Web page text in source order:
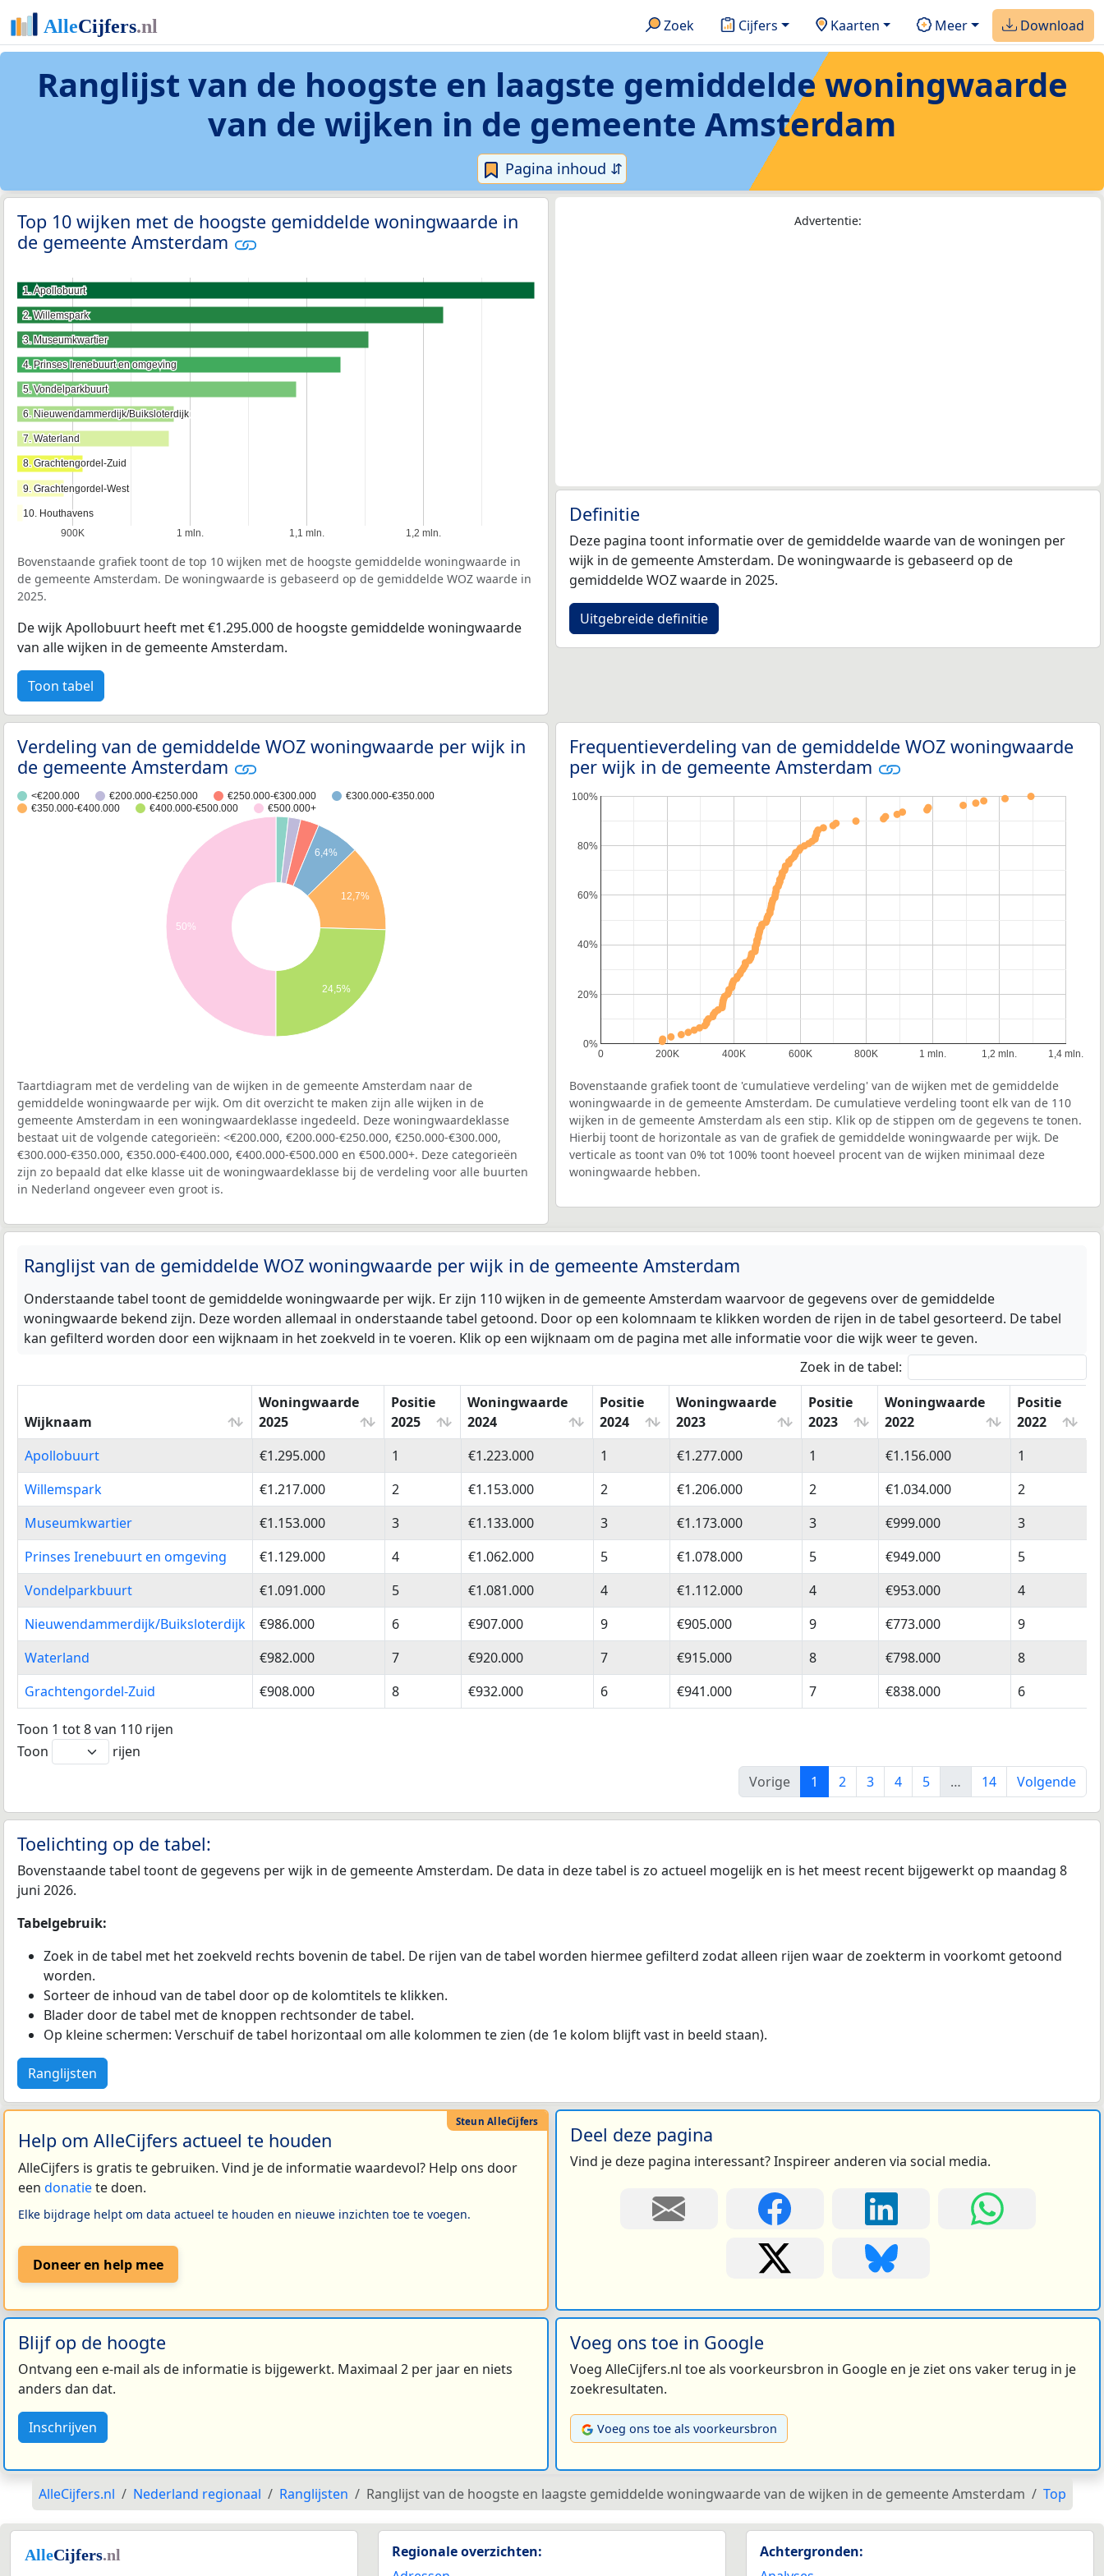
Zoek Cijfers Kaarten Meer Download
Ranglijst van de hoogste en laagste gemiddelde woningwaarde
van de wijken in de gemeente Amsterdam
Pagina inhoud ⇵
Top 10 wijken met de hoogste gemiddelde woningwaarde in
de gemeente Amsterdam
900K 1 mln. 1,1 mln. 1,2 mln.
1. Apollobuurt
1. Apollobuurt
2. Willemspark
2. Willemspark
3. Museumkwartier
3. Museumkwartier
4. Prinses Irenebuurt en omgeving
4. Prinses Irenebuurt en omgeving
5. Vondelparkbuurt
5. Vondelparkbuurt
6. Nieuwendammerdijk/Buiksloterdijk
6. Nieuwendammerdijk/Buiksloterdijk
7. Waterland
7. Waterland
8. Grachtengordel-Zuid
8. Grachtengordel-Zuid
9. Grachtengordel-West
9. Grachtengordel-West
10. Houthavens
10. Houthavens
Bovenstaande grafiek toont de top 10 wijken met de hoogste gemiddelde woningwaarde in
de gemeente Amsterdam. De woningwaarde is gebaseerd op de gemiddelde WOZ waarde in
2025.
De wijk Apollobuurt heeft met €1.295.000 de hoogste gemiddelde woningwaarde
van alle wijken in de gemeente Amsterdam.
Toon tabel
Advertentie:
Definitie
Deze pagina toont informatie over de gemiddelde waarde van de woningen per
wijk in de gemeente Amsterdam. De woningwaarde is gebaseerd op de
gemiddelde WOZ waarde in 2025.
Uitgebreide definitie
Verdeling van de gemiddelde WOZ woningwaarde per wijk in
de gemeente Amsterdam
<€200.000 €200.000-€250.000 €250.000-€300.000
€300.000-€350.000
€350.000-€400.000
€400.000-€500.000 €500.000+
6,4%
12,7%
50%
24,5%
Taartdiagram met de verdeling van de wijken in de gemeente Amsterdam naar de
gemiddelde woningwaarde per wijk. Om dit overzicht te maken zijn alle wijken in de
gemeente Amsterdam in een woningwaardeklasse ingedeeld. Deze woningwaardeklasse
bestaat uit de volgende categorieën: <€200.000, €200.000-€250.000, €250.000-€300.000,
€300.000-€350.000, €350.000-€400.000, €400.000-€500.000 en €500.000+. Deze categorieën
zijn zo bepaald dat elke klasse uit de woningwaardeklasse bij de verdeling voor alle buurten
in Nederland ongeveer even groot is.
Frequentieverdeling van de gemiddelde WOZ woningwaarde
per wijk in de gemeente Amsterdam
0 200K 400K 600K 800K 1 mln. 1,2 mln. 1,4 mln.
0%
20%
40%
60%
80%
100%
Bovenstaande grafiek toont de 'cumulatieve verdeling' van de wijken met de gemiddelde
woningwaarde in de gemeente Amsterdam. De cumulatieve verdeling toont elk van de 110
wijken in de gemeente Amsterdam als een stip. Klik op de stippen om de gegevens te tonen.
Hierbij toont de horizontale as van de grafiek de gemiddelde woningwaarde per wijk. De
verticale as toont van 0% tot 100% toont hoeveel procent van de wijken minimaal deze
woningwaarde hebben.
Ranglijst van de gemiddelde WOZ woningwaarde per wijk in de gemeente Amsterdam
Onderstaande tabel toont de gemiddelde woningwaarde per wijk. Er zijn 110 wijken in de gemeente Amsterdam waarvoor de gegevens over de gemiddelde
woningwaarde bekend zijn. Deze worden allemaal in onderstaande tabel getoond. Door op een kolomnaam te klikken worden de rijen in de tabel gesorteerd. De tabel
kan gefilterd worden door een wijknaam in het zoekveld in te voeren. Klik op een wijknaam om de pagina met alle informatie voor die wijk weer te geven.
Zoek in de tabel:
Wijknaam
Woningwaarde
2025
Positie
2025
Woningwaarde
2024
Positie
2024
Woningwaarde
2023
Positie
2023
Woningwaarde
2022
Positie
2022
Wijknaam
Woningwaarde
2025
Positie
2025
Woningwaarde
2024
Positie
2024
Woningwaarde
2023
Positie
2023
Woningwaarde
2022
Positie
2022
Apollobuurt €1.295.000 1 €1.223.000 1 €1.277.000 1 €1.156.000 1
Willemspark
€1.217.000 2 €1.153.000 2 €1.206.000 2 €1.034.000 2
Museumkwartier
€1.153.000 3 €1.133.000 3 €1.173.000 3 €999.000 3
Prinses Irenebuurt en omgeving
€1.129.000 4 €1.062.000 5 €1.078.000 5 €949.000 5
Vondelparkbuurt
€1.091.000 5 €1.081.000 4 €1.112.000 4 €953.000 4
Nieuwendammerdijk/Buiksloterdijk
€986.000 6 €907.000 9 €905.000 9 €773.000 9
Waterland
€982.000 7 €920.000 7 €915.000 8 €798.000 8
Grachtengordel-Zuid
€908.000 8 €932.000 6 €941.000 7 €838.000 6
Toon 1 tot 8 van 110 rijen
Toon
rijen
Vorige
1 2 3 4 5 … 14 Volgende
Toelichting op de tabel:
Bovenstaande tabel toont de gegevens per wijk in de gemeente Amsterdam. De data in deze tabel is zo actueel mogelijk en is het meest recent bijgewerkt op maandag 8
juni 2026.
Tabelgebruik:
Zoek in de tabel met het zoekveld rechts bovenin de tabel. De rijen van de tabel worden hiermee gefilterd zodat alleen rijen waar de zoekterm in voorkomt getoond
worden.
Sorteer de inhoud van de tabel door op de kolomtitels te klikken.
Blader door de tabel met de knoppen rechtsonder de tabel.
Op kleine schermen: Verschuif de tabel horizontaal om alle kolommen te zien (de 1e kolom blijft vast in beeld staan).
Ranglijsten
Help om AlleCijfers actueel te houden
AlleCijfers is gratis te gebruiken. Vind je de informatie waardevol? Help ons door
een donatiete doen.
Elke bijdrage helpt om data actueel te houden en nieuwe inzichten toe te voegen.
Doneer en help mee
Deel deze pagina
Vind je deze pagina interessant? Inspireer anderen via social media.
Blijf op de hoogte
Ontvang een e-mail als de informatie is bijgewerkt. Maximaal 2 per jaar en niets
anders dan dat.
Inschrijven
Voeg ons toe in Google
Voeg AlleCijfers.nl toe als voorkeursbron in Google en je ziet ons vaker terug in je
zoekresultaten.
Voeg ons toe als voorkeursbron
AlleCijfers.nl Nederland regionaal Ranglijsten Ranglijst van de hoogste en laagste gemiddelde woningwaarde van de wijken in de gemeente Amsterdam Top
Regionale overzichten:
Achtergronden: